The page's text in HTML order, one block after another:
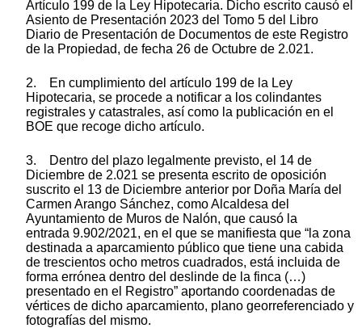
Artículo 199 de la Ley Hipotecaria. Dicho escrito causó el
Asiento de Presentación 2023 del Tomo 5 del Libro
Diario de Presentación de Documentos de este Registro
de la Propiedad, de fecha 26 de Octubre de 2.021.
2. En cumplimiento del artículo 199 de la Ley
Hipotecaria, se procede a notificar a los colindantes
registrales y catastrales, así como la publicación en el
BOE que recoge dicho artículo.
3. Dentro del plazo legalmente previsto, el 14 de
Diciembre de 2.021 se presenta escrito de oposición
suscrito el 13 de Diciembre anterior por Doña María del
Carmen Arango Sánchez, como Alcaldesa del
Ayuntamiento de Muros de Nalón, que causó la
entrada 9.902/2021, en el que se manifiesta que “la zona
destinada a aparcamiento público que tiene una cabida
de trescientos ocho metros cuadrados, está incluida de
forma errónea dentro del deslinde de la finca (…)
presentado en el Registro” aportando coordenadas de
vértices de dicho aparcamiento, plano georreferenciado y
fotografías del mismo.